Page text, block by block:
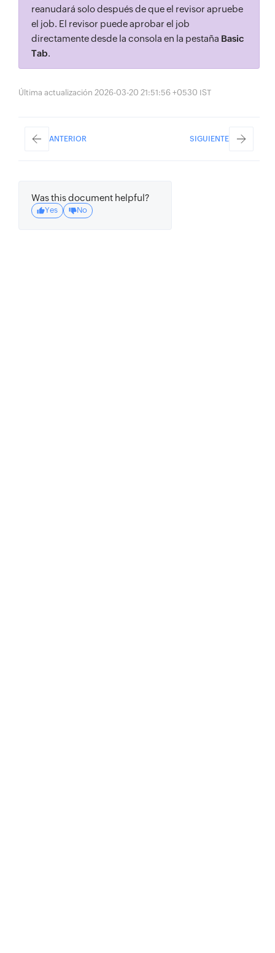
reanudará solo después de que el revisor apruebe
el job. El revisor puede aprobar el job
directamente desde la consola en la pestaña Basic
Tab.
Última actualización 2026-03-20 21:51:56 +0530 IST
ANTERIOR SIGUIENTE
Was this document helpful?
Yes No